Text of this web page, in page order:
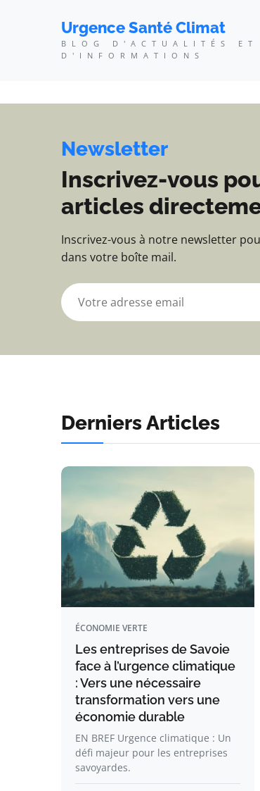
Urgence Santé
Urgence Santé Climat
BLOG D'ACTUALITÉS ET
D'INFORMATIONS
Newsletter
Inscrivez-vous
articles
Inscrivez-vous à notre newsletter
dans votre boîte mail.
Derniers Articles
ÉCONOMIE VERTE
Les entreprises de Savoie
face à l’urgence climatique
: Vers une nécessaire
transformation vers une
économie durable
EN BREF Urgence climatique : Un
défi majeur pour les entreprises
savoyardes.